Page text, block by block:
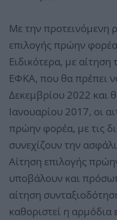
Με την προτεινόμενη
επιλογής πρώην
Ειδικότερα, με
ΕΦΚΑ, που θα πρέπει
Δεκεμβρίου 2022 και
Ιανουαρίου 2017, οι
πρώην φορέα, με τις
συνεχίζουν την
Αίτηση επιλογής
υποβάλουν και
αίτηση
καθοριστεί η